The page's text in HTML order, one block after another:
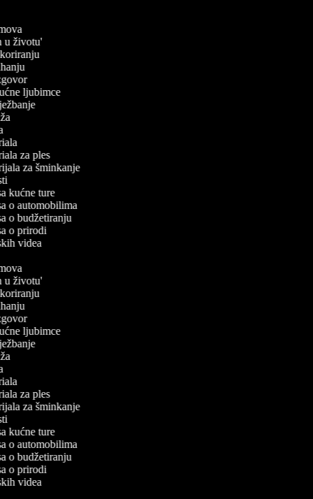
u životu'
ljubimce
za ples
za šminkanje
kućne ture
o automobilima
o budžetiranju
o prirodi
videa
u životu'
ljubimce
za ples
za šminkanje
kućne ture
o automobilima
o budžetiranju
o prirodi
videa